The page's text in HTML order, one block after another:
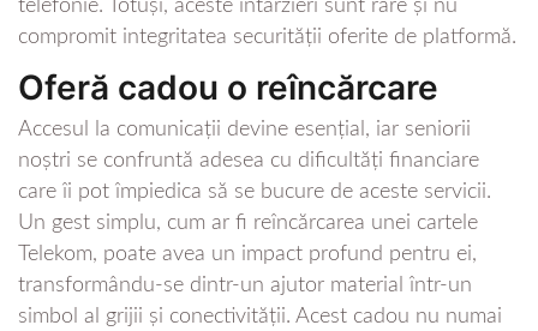
telefonie. Totuși, aceste întârzieri sunt rare și nu
compromit integritatea securității oferite de platformă.
Oferă cadou o reîncărcare
Accesul la comunicații devine esențial, iar seniorii
noștri se confruntă adesea cu dificultăți financiare
care îi pot împiedica să se bucure de aceste servicii.
Un gest simplu, cum ar fi reîncărcarea unei cartele
Telekom, poate avea un impact profund pentru ei,
transformându-se dintr-un ajutor material într-un
simbol al grijii și conectivității. Acest cadou nu numai